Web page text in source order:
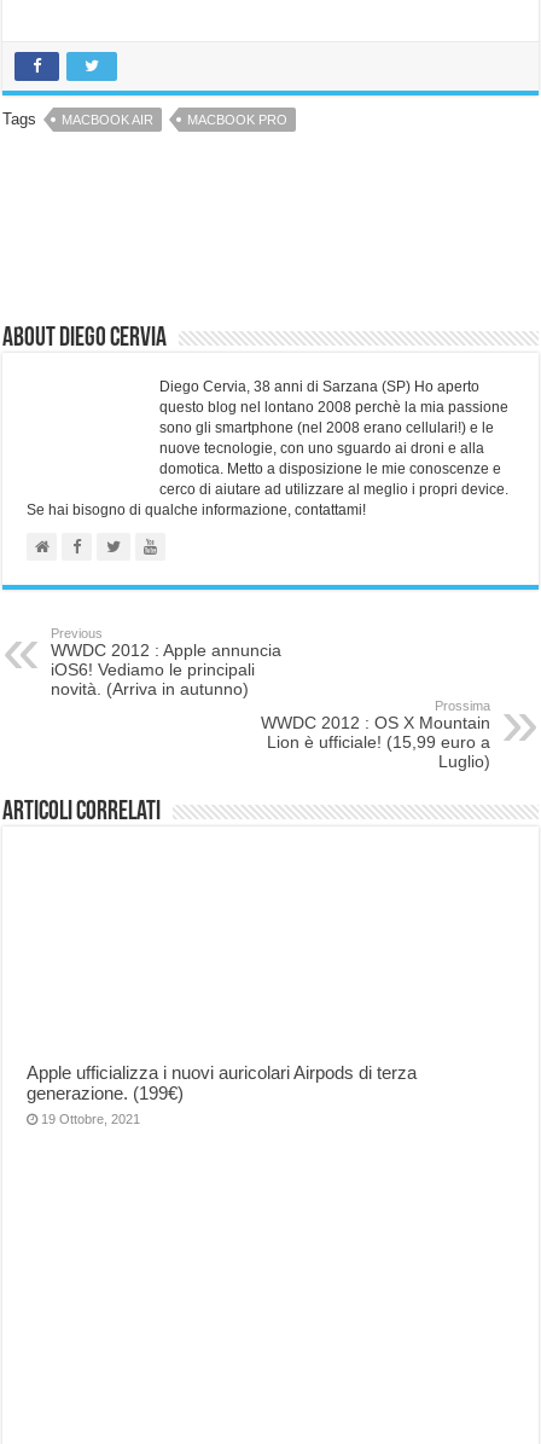
Tags MACBOOK AIR MACBOOK PRO
About Diego Cervia
Diego Cervia, 38 anni di Sarzana (SP) Ho aperto
questo blog nel lontano 2008 perchè la mia passione
sono gli smartphone (nel 2008 erano cellulari!) e le
nuove tecnologie, con uno sguardo ai droni e alla
domotica. Metto a disposizione le mie conoscenze e
cerco di aiutare ad utilizzare al meglio i propri device.
Se hai bisogno di qualche informazione, contattami!
Previous
WWDC 2012 : Apple annuncia
iOS6! Vediamo le principali
novità. (Arriva in autunno)
Prossima
WWDC 2012 : OS X Mountain
Lion è ufficiale! (15,99 euro a
Luglio)
Articoli correlati
Apple ufficializza i nuovi auricolari Airpods di terza
generazione. (199€)
19 Ottobre, 2021